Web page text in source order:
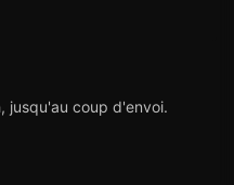
jusqu'au coup d'envoi.